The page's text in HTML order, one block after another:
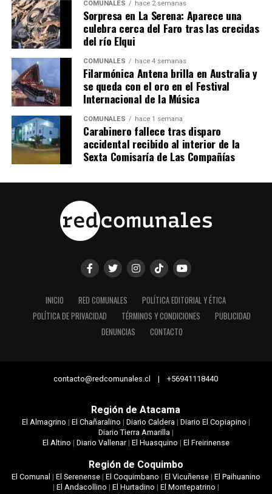
COMUNALES hace 2 semanas
Sorpresa en La Serena: Aparece una
culebra cerca del Faro tras las crecidas
del río Elqui
COMUNALES hace 4 semanas
Filarmónica Antena brilla en Australia y
se queda con el oro en el Festival
Internacional de la Música
COMUNALES hace 1 semana
Carabinero fallece tras disparo
accidental recibido al interior de la
Sexta Comisaría de Las Compañías
INICIO RED COMUNALES
POLÍTICA EDITORIAL Y ÉTICA
POLÍTICA DE PRIVACIDAD
TÉRMINOS Y CONDICIONES
PUBLICIDAD
DENUNCIAS
CONTACTO
contacto@redcomunales.cl | +56941118440
Región de Atacama
El Almagrino | El Chañaralino | Diario Caldera | Diario El Copiapino |
Diario Tierra Amarilla |
El Altino | Diario Vallenar| El Huasquino | El Freirinense
Región de Coquimbo
El Comunal | El Serenense| El Coquimbano | El Vicuñense| El Paihuanino
| El Andacollino | El Hurtadino | El Montepatrino |